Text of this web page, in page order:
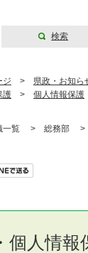
検索
ジ > 県政・お知ら
護 > 個人情報保護
一覧 > 総務部 >
個人情報